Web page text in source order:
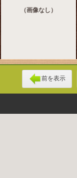
（画像なし）
前を表示